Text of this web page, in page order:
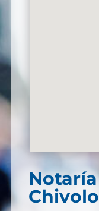
Chivolo